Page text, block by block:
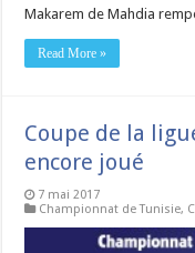
Makarem de Mahdia
Read More »
Coupe de la
encore joué
7 mai 2017
Championnat de Tunisie,